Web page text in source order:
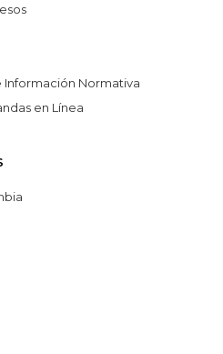
Información Normativa
en Línea